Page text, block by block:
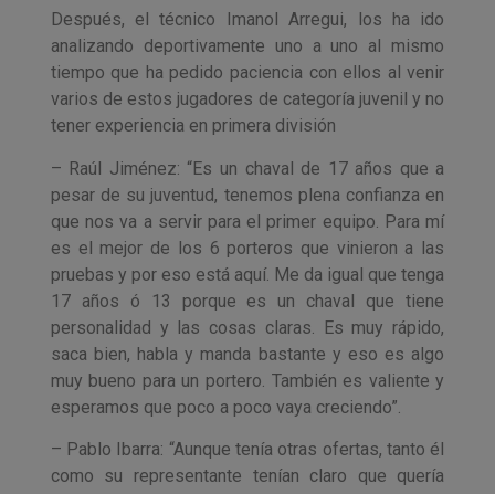
Después, el técnico Imanol Arregui, los ha ido
analizando deportivamente uno a uno al mismo
tiempo que ha pedido paciencia con ellos al venir
varios de estos jugadores de categoría juvenil y no
tener experiencia en primera división
– Raúl Jiménez: “Es un chaval de 17 años que a
pesar de su juventud, tenemos plena confianza en
que nos va a servir para el primer equipo. Para mí
es el mejor de los 6 porteros que vinieron a las
pruebas y por eso está aquí. Me da igual que tenga
17 años ó 13 porque es un chaval que tiene
personalidad y las cosas claras. Es muy rápido,
saca bien, habla y manda bastante y eso es algo
muy bueno para un portero. También es valiente y
esperamos que poco a poco vaya creciendo”.
– Pablo Ibarra: “Aunque tenía otras ofertas, tanto él
como su representante tenían claro que quería